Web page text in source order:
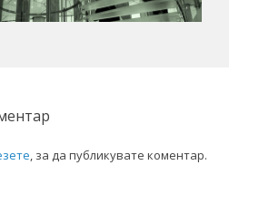
, за да публикувате коментар.